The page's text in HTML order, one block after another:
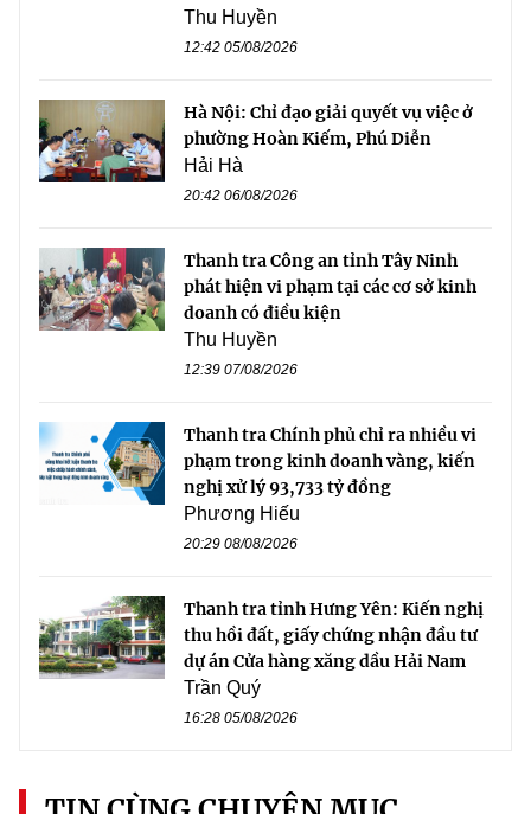
Thu Huyền
12:42 05/08/2026
Hà Nội: Chỉ đạo giải quyết vụ việc ở
phường Hoàn Kiếm, Phú Diễn
Hải Hà
20:42 06/08/2026
Thanh tra Công an tỉnh Tây Ninh
phát hiện vi phạm tại các cơ sở kinh
doanh có điều kiện
Thu Huyền
12:39 07/08/2026
Thanh tra Chính phủ chỉ ra nhiều vi
phạm trong kinh doanh vàng, kiến
nghị xử lý 93,733 tỷ đồng
Phương Hiếu
20:29 08/08/2026
Thanh tra tỉnh Hưng Yên: Kiến nghị
thu hồi đất, giấy chứng nhận đầu tư
dự án Cửa hàng xăng dầu Hải Nam
Trần Quý
16:28 05/08/2026